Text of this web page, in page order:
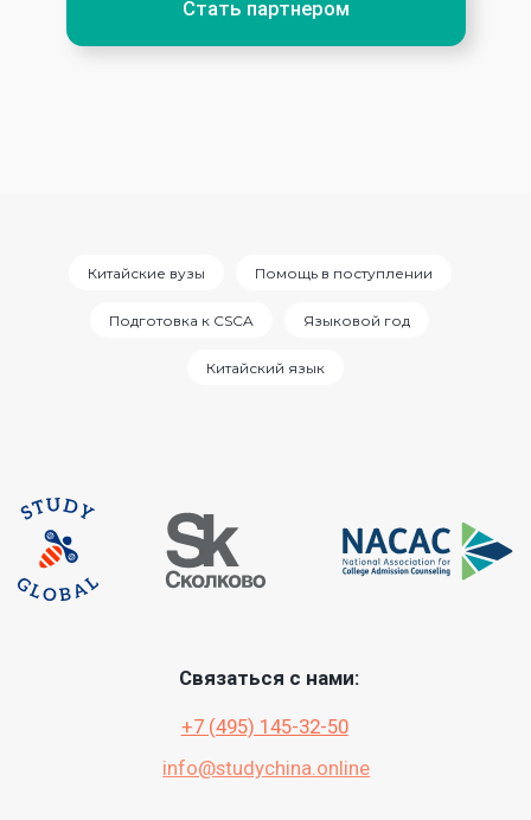
Китайские вузы Помощь в поступлении
Подготовка к CSCA Языковой год
Китайский язык